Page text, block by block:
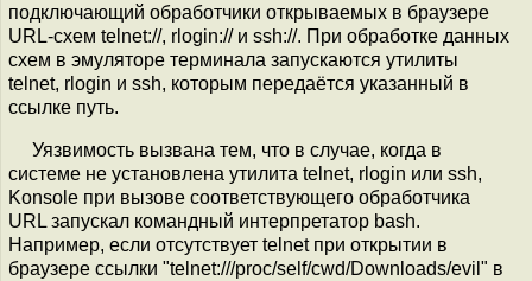
подключающий обработчики открываемых в браузере
URL-схем telnet://, rlogin:// и ssh://. При обработке данных
схем в эмуляторе терминала запускаются утилиты
telnet, rlogin и ssh, которым передаётся указанный в
ссылке путь.
Уязвимость вызвана тем, что в случае, когда в
системе не установлена утилита telnet, rlogin или ssh,
Konsole при вызове соответствующего обработчика
URL запускал командный интерпретатор bash.
Например, если отсутствует telnet при открытии в
браузере ссылки "telnet:///proc/self/cwd/Downloads/evil" в